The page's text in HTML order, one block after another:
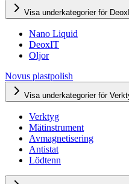
Visa underkategorier för
Nano Liquid
DeoxIT
Oljor
Novus plastpolish
Visa underkategorier för
Verktyg
Mätinstrument
Avmagnetisering
Antistat
Lödtenn